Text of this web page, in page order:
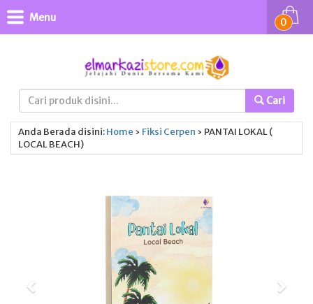
Cari
0
Menu
Anda Berada disini:Home › Fiksi Cerpen › PANTAI LOKAL (
LOCAL BEACH)